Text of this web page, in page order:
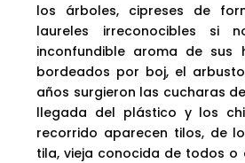
los árboles, cipreses de
laureles irreconocibles si
inconfundible aroma de sus
bordeados por boj, el
años surgieron las cucharas
llegada del plástico y los
recorrido aparecen tilos, de
tila, vieja conocida de todos o